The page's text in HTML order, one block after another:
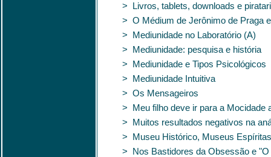
> Livros, tablets, downloads e
> O Médium de Jerônimo de Praga
> Mediunidade no Laboratório (A)
> Mediunidade: pesquisa e história
> Mediunidade e Tipos Psicológicos
> Mediunidade Intuitiva
> Os Mensageiros
> Meu filho deve ir para a Mocidade
> Muitos resultados negativos na
> Museu Histórico, Museus Espíritas
> Nos Bastidores da Obsessão e "O